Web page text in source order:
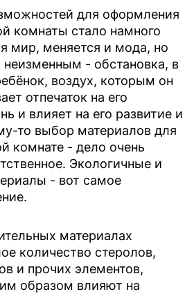
для оформления
комнаты стало намного
мир, меняется и мода, но
неизменным - обстановка, в
воздух, которым он
отпечаток на его
и влияет на его развитие и
то выбор материалов для
комнате - дело очень
Экологичные и
- вот самое
материалах
количество стеролов,
и прочих элементов,
образом влияют на